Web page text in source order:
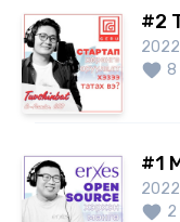
#2
8
#1
2